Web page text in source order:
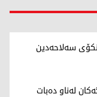
سەلاحەدین